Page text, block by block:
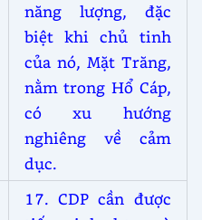
năng lượng, đặc
biệt khi chủ tinh
của nó, Mặt Trăng,
nằm trong Hổ Cáp,
có xu hướng
nghiêng về cảm
dục.
17. CDP cần được